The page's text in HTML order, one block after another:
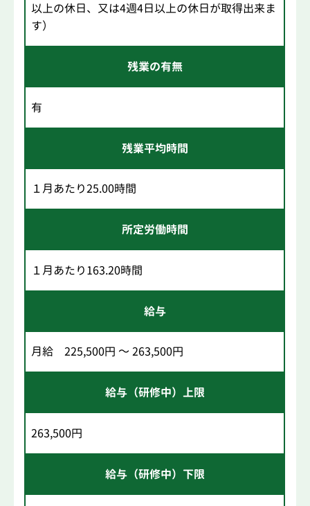
以上の休日、又は4週4日以上の休日が取得出来ま
す）
残業の有無
有
残業平均時間
１月あたり25.00時間
所定労働時間
１月あたり163.20時間
給与
月給 225,500円 ～ 263,500円
給与（研修中）上限
263,500円
給与（研修中）下限